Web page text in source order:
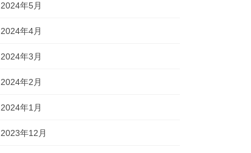
2024年5月
2024年4月
2024年3月
2024年2月
2024年1月
2023年12月